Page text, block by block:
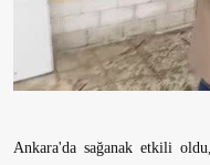
Ankara'da sağanak etkili